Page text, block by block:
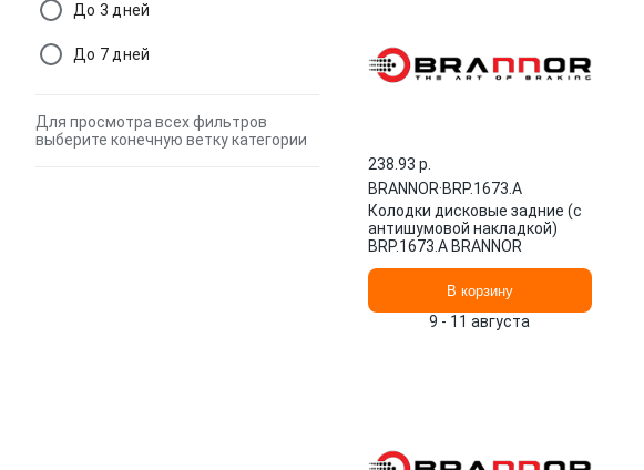
До 3 дней
До 7 дней
Для просмотра всех фильтров
выберите конечную ветку категории
238.93 p.
BRANNOR·BRP.1673.A
Колодки дисковые задние (с
антишумовой накладкой)
BRP.1673.A BRANNOR
В корзину
9 - 11 августа